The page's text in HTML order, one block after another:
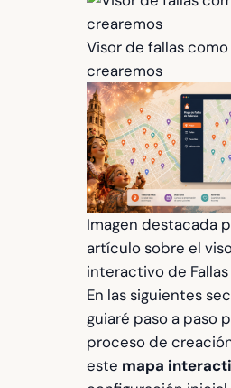
Visor de fallas
crearemos
Imagen destacada
artículo sobre el
interactivo de Fallas
En las siguientes
guiaré paso a paso
proceso de
este mapa